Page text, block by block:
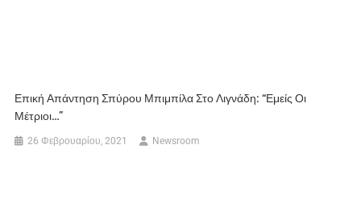
Επική Απάντηση Σπύρου Μπιμπίλα Στο Λιγνάδη: “Εμείς Οι
Μέτριοι…”
26 Φεβρουαρίου, 2021 Newsroom